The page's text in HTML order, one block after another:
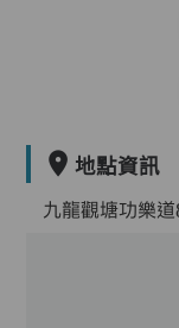
地點資訊
九龍觀塘功樂